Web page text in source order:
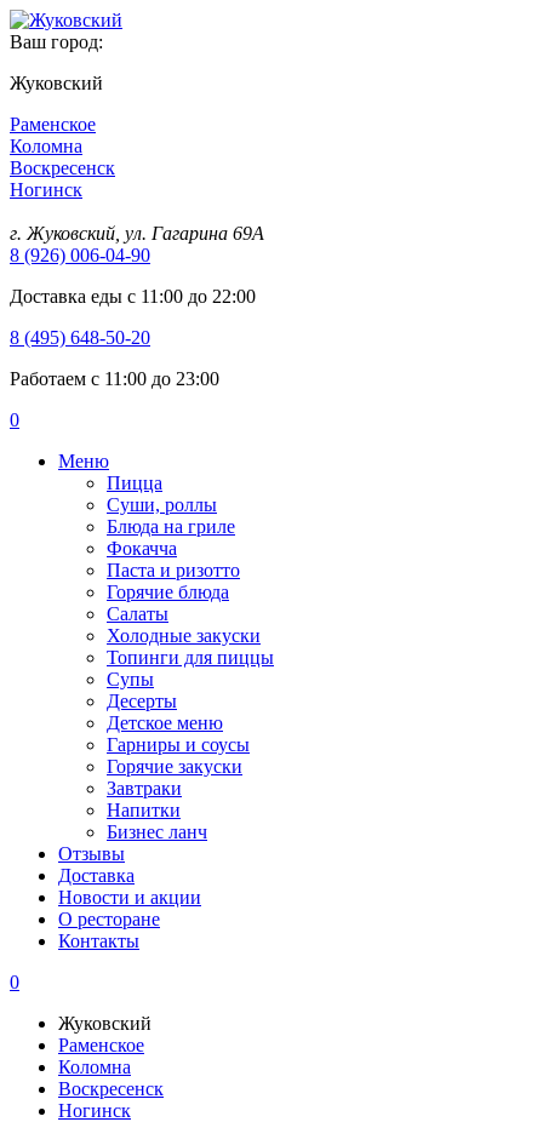
Ваш город:
Жуковский
Раменское
Коломна
Воскресенск
Ногинск
г. Жуковский, ул. Гагарина 69А
8 (926) 006-04-90
Доставка еды с 11:00 до 22:00
8 (495) 648-50-20
Работаем с 11:00 до 23:00
0
Меню
Пицца
Суши, роллы
Блюда на гриле
Фокачча
Паста и ризотто
Горячие блюда
Салаты
Холодные закуски
Топинги для пиццы
Супы
Десерты
Детское меню
Гарниры и соусы
Горячие закуски
Завтраки
Напитки
Бизнес ланч
Отзывы
Доставка
Новости и акции
О ресторане
Контакты
0
Жуковский
Раменское
Коломна
Воскресенск
Ногинск